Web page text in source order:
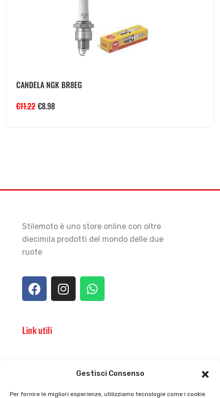
Gestisci Consenso
Per fornire le migliori esperienze, utilizziamo tecnologie come i cookie
CANDELA NGK BR8EG
€11.22 €8.98
Stilemoto è uno store online con oltre
diecimila prodotti del mondo delle due
ruote
Link utili